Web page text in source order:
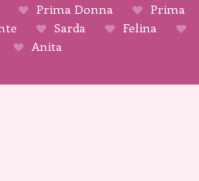
Prima Donna
Prima
Sarda
Felina
Anita